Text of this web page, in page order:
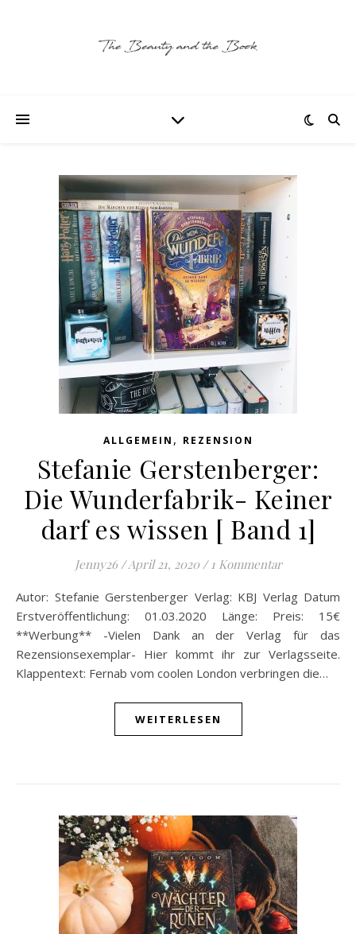
ALLGEMEIN , REZENSION
Stefanie Gerstenberger:
Die Wunderfabrik- Keiner
darf es wissen [ Band 1]
Jenny26 /April 21, 2020 / 1 Kommentar
Autor: Stefanie Gerstenberger Verlag: KBJ Verlag Datum
Erstveröffentlichung: 01.03.2020 Länge: Preis: 15€
**Werbung** -Vielen Dank an der Verlag für das
Rezensionsexemplar- Hier kommt ihr zur Verlagsseite.
Klappentext: Fernab vom coolen London verbringen die…
WEITERLESEN